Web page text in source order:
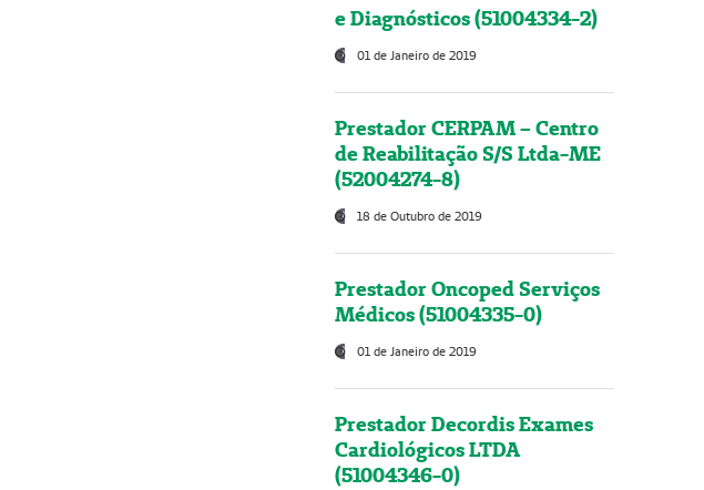
e Diagnósticos (51004334-2)
01 de Janeiro de 2019
Prestador CERPAM – Centro
de Reabilitação S/S Ltda-ME
(52004274-8)
18 de Outubro de 2019
Prestador Oncoped Serviços
Médicos (51004335-0)
01 de Janeiro de 2019
Prestador Decordis Exames
Cardiológicos LTDA
(51004346-0)